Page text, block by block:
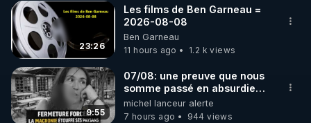
Toutes les vidéos Youtube sont aussi sur la
http://rgnr.li/odysee
🌱 LES STAGES EN PRÉSENTIEL
http://rgnr.li/stages
23:26
Les films de Ben Garneau =
2026-08-08
Ben Garneau
11 hours ago
1.2 k views
9:55
07/08: une preuve que nous
somme passé en absurdie
une dictature qui veut faire
taire ses opposant !
michel lanceur alerte
7 hours ago
944 views